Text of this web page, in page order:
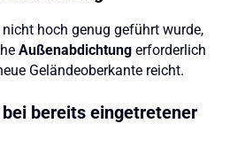
hoch genug geführt wurde,
Außenabdichtungerforderlich
Geländeoberkante reicht.
bereits eingetretener